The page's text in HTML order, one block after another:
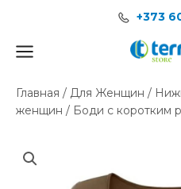
содержимому
+373
Main
Главная / Для Женщин /
женщин / Боди с коротким
Боди